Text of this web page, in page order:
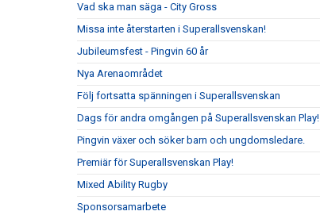
Vad ska man säga - City Gross
Missa inte återstarten i Superallsvenskan!
Jubileumsfest - Pingvin 60 år
Nya Arenaområdet
Följ fortsatta spänningen i Superallsvenskan
Dags för andra omgången på Superallsvenskan Play!
Pingvin växer och söker barn och ungdomsledare.
Premiär för Superallsvenskan Play!
Mixed Ability Rugby
Sponsorsamarbete